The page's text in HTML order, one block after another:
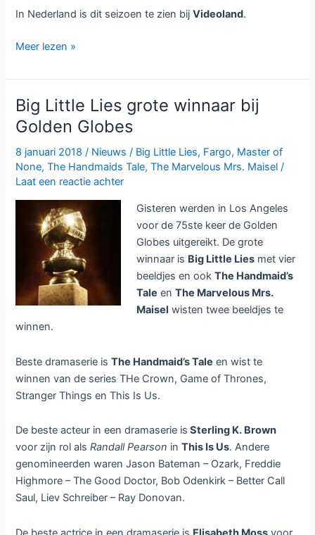
In Nederland is dit seizoen te zien bijVideoland.
Fargo
4
bij
Canvas
Meer lezen »
Big Little Lies grote winnaar bij
Golden Globes
8 januari 2018/ Nieuws / Big Little Lies, Fargo, Master of
None,The Handmaids Tale,The Marvelous Mrs. Maisel /
Laat een reactie achter
Gisteren werden in Los Angeles
voor de 75ste keer de Golden
Globes uitgereikt. De grote
winnaar is Big Little Lies met vier
beeldjes en ookThe Handmaid’s
Tale enThe Marvelous Mrs.
Maisel wisten twee beeldjes te
winnen.
Beste dramaserie isThe Handmaid’s Tale en wist te
winnen van de series THe Crown, Game of Thrones,
Stranger Things en This Is Us.
De beste acteur in een dramaserie is Sterling K. Brown
voor zijn rol alsRandall Pearson inThis Is Us. Andere
genomineerden waren Jason Bateman – Ozark, Freddie
Highmore – The Good Doctor, Bob Odenkirk – Better Call
Saul, Liev Schreiber – Ray Donovan.